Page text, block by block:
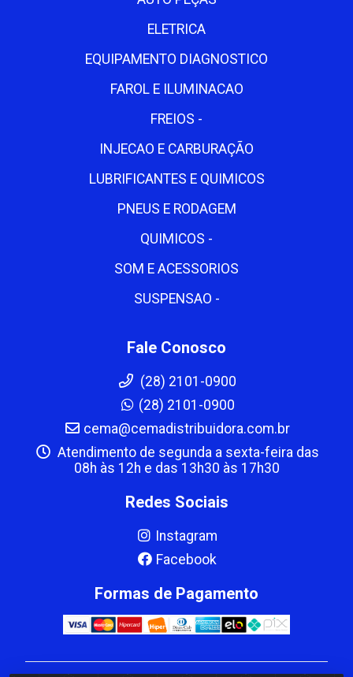
ELETRICA
EQUIPAMENTO DIAGNOSTICO
FAROL E ILUMINACAO
FREIOS -
INJECAO E CARBURAÇÃO
LUBRIFICANTES E QUIMICOS
PNEUS E RODAGEM
QUIMICOS -
SOM E ACESSORIOS
SUSPENSAO -
Fale Conosco
(28) 2101-0900
(28) 2101-0900
cema@cemadistribuidora.com.br
Atendimento de segunda a sexta-feira das
08h às 12h e das 13h30 às 17h30
Redes Sociais
Instagram
Facebook
Formas de Pagamento